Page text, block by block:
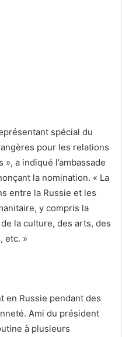
spécial du
pour les relations
a indiqué l’ambassade
la nomination. « La
entre la Russie et les
y compris la
la culture, des arts, des
etc. »
en Russie pendant des
Ami du président
à plusieurs